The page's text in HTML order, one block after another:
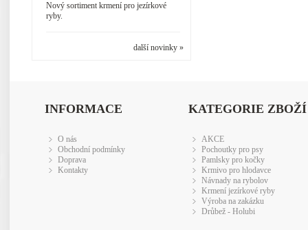
Nový sortiment krmení pro jezírkové
ryby.
další novinky »
INFORMACE
O nás
Obchodní podmínky
Doprava
Kontakty
KATEGORIE ZBOŽÍ
AKCE
Pochoutky pro psy
Pamlsky pro kočky
Krmivo pro hlodavce
Návnady na rybolov
Krmení jezírkové ryby
Výroba na zakázku
Drůbež - Holubi